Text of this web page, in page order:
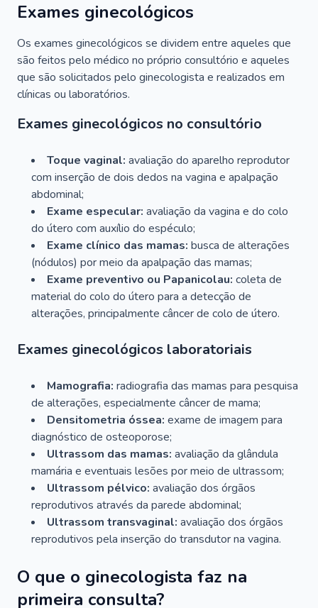
Exames ginecológicos
Os exames ginecológicos se dividem entre aqueles que
são feitos pelo médico no próprio consultório e aqueles
que são solicitados pelo ginecologista e realizados em
clínicas ou laboratórios.
Exames ginecológicos no consultório
Toque vaginal: avaliação do aparelho reprodutor
com inserção de dois dedos na vagina e apalpação
abdominal;
Exame especular: avaliação da vagina e do colo
do útero com auxílio do espéculo;
Exame clínico das mamas: busca de alterações
(nódulos) por meio da apalpação das mamas;
Exame preventivo ou Papanicolau: coleta de
material do colo do útero para a detecção de
alterações, principalmente câncer de colo de útero.
Exames ginecológicos laboratoriais
Mamografia: radiografia das mamas para pesquisa
de alterações, especialmente câncer de mama;
Densitometria óssea: exame de imagem para
diagnóstico de osteoporose;
Ultrassom das mamas: avaliação da glândula
mamária e eventuais lesões por meio de ultrassom;
Ultrassom pélvico: avaliação dos órgãos
reprodutivos através da parede abdominal;
Ultrassom transvaginal: avaliação dos órgãos
reprodutivos pela inserção do transdutor na vagina.
O que o ginecologista faz na
primeira consulta?